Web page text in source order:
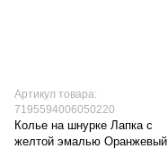
Артикул товара:
7195594006050220
Колье на шнурке Лапка с
желтой эмалью Оранжевый